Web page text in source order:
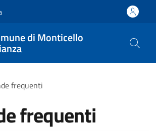
di Monticello
pane
frequenti
frequenti